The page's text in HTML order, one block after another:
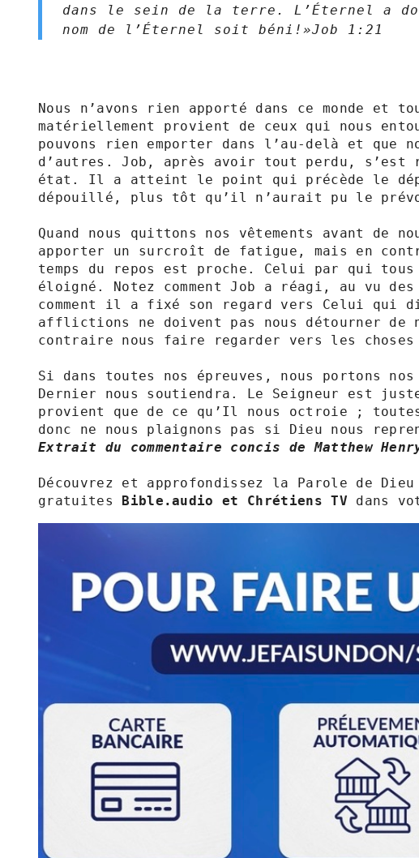
dans le sein de la terre. L’Éternel a
nom de l’Éternel soit béni!»Job‬ ‭1‬:‭21‬ ‭
Nous n’avons rien apporté dans ce monde et
matériellement provient de ceux qui nous
pouvons rien emporter dans l’au-delà et que
d’autres. Job, après avoir tout perdu, s’est
état. Il a atteint le point qui précède le
dépouillé, plus tôt qu’il n’aurait pu le
Quand nous quittons nos vêtements avant de
apporter un surcroît de fatigue, mais en
temps du repos est proche. Celui par qui
éloigné. Notez comment Job a réagi, au vu
comment il a fixé son regard vers Celui qui
afflictions ne doivent pas nous détourner de
contraire nous faire regarder vers les
Si dans toutes nos épreuves, nous portons
Dernier nous soutiendra. Le Seigneur est
provient que de ce qu’Il nous octroie ;
Extrait du commentaire concis de Matthew
Découvrez et approfondissez la Parole de
gratuites Bible.audio et Chrétiens TV dans